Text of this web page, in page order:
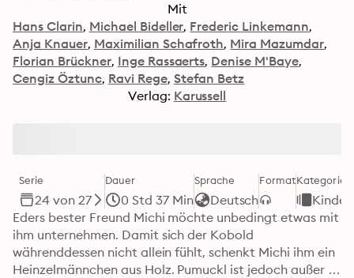
Mit
Hans Clarin Michael Bideller Frederic Linkemann
Anja Knauer Maximilian Schafroth Mira Mazumdar
Florian Brückner Inge Rassaerts Denise M'Baye
Cengiz Öztunc Ravi Rege Stefan Betz
Verlag: Karussell
Serie
24 von 27
Dauer
0 Std 37 Min
Sprache
Deutsch
FormatKategorie
Eders bester Freund Michi möchte unbedingt etwas mit
ihm unternehmen. Damit sich der Kobold
währenddessen nicht allein fühlt, schenkt Michi ihm ein
Heinzelmännchen aus Holz. Pumuckl ist jedoch außer